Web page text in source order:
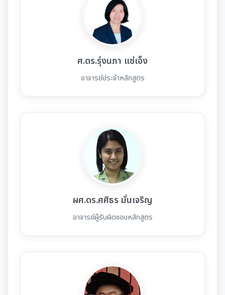
ศ.ดร.รุ่งนภา แซ่เอ็ง
อาจารย์ประจำหลักสูตร
ผศ.ดร.ศศิธร มั่นเจริญ
อาจารย์ผู้รับผิดชอบหลักสูตร